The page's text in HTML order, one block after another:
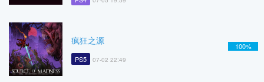
疯狂之源
PS5 07-02 22:49
100%